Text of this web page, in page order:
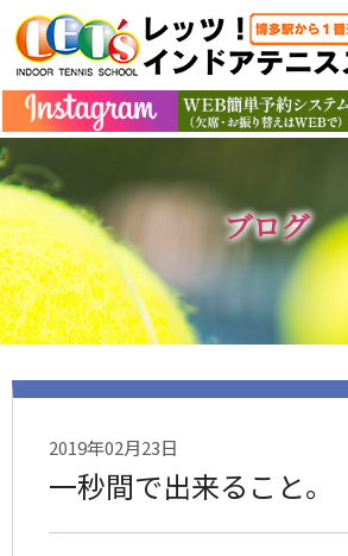
ブログ
2019年02月23日
一秒間で出来ること。